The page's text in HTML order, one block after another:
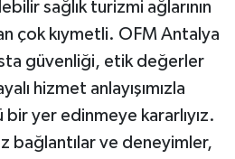
sağlık turizmi ağlarının
çok kıymetli. OFM Antalya
güvenliği, etik değerler
hizmet anlayışımızla
yer edinmeye kararlıyız.
bağlantılar ve deneyimler,